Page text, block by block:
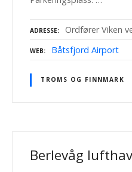
ADRESSE Ordfører Viken
WEB Båtsfjord Airport
TROMS OG FINNMARK
Berlevåg